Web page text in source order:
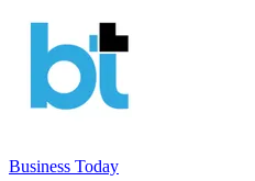
Business Today